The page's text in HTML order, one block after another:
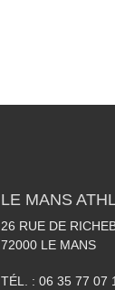
LE MANS
26 RUE DE
72000 LE MANS
TÉL. : 06 35 77 07